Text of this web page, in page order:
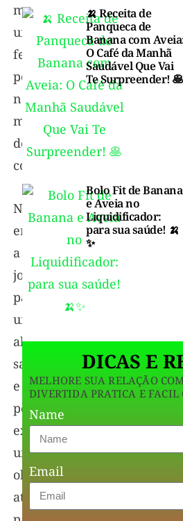
mostrado
uma
ferramenta
poderosa
no
manejo
dessas
condições.
No
entanto,
a
jornada
para
uma
alimentação
saudável
e
personalizada
exige
um
olhar
atento
🍌 Receita de
Panqueca de
Banana com
O Café da Manhã
Saudável Que Vai
Te Surpreender! 🥞
Bolo Fit de Banana
e Aveia no
Liquidificador:
para sua saúde! 🍌
✨
DICAS E
MELHORE SUA RELAÇÃO
DIVERTIDA PRATICA E FACIL
Name
Email